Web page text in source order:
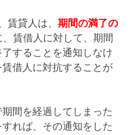
賃貸人は、期間の満了の
、賃借人に対して、期間
することを通知しなけ
借人に対抗することが
間を経過してしまった
れば、その通知をした